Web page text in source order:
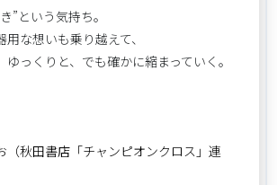
”という気持ち。
な想いも乗り越えて、
っくりと、でも確かに縮まっていく。
（秋田書店「チャンピオンクロス」連